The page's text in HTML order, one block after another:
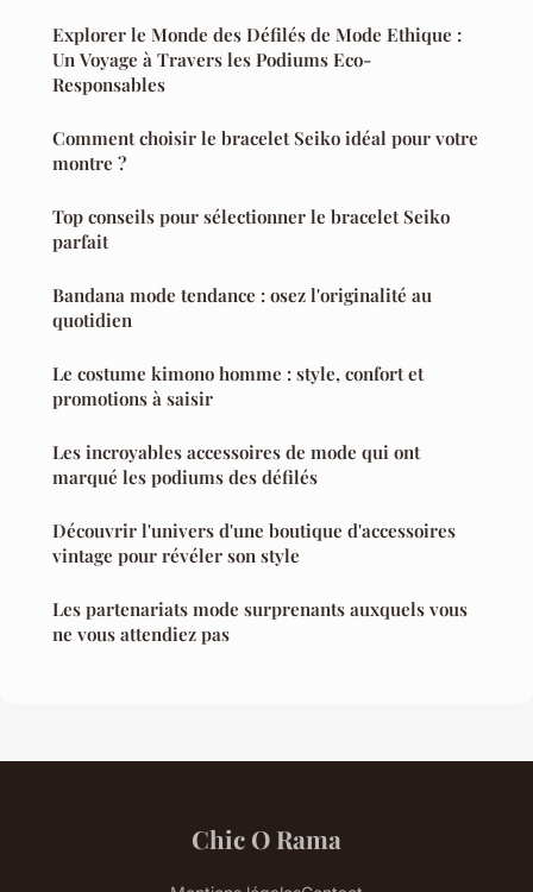
Explorer le Monde des Défilés de Mode Ethique :
Un Voyage à Travers les Podiums Eco-
Responsables
Comment choisir le bracelet Seiko idéal pour votre
montre ?
Top conseils pour sélectionner le bracelet Seiko
parfait
Bandana mode tendance : osez l'originalité au
quotidien
Le costume kimono homme : style, confort et
promotions à saisir
Les incroyables accessoires de mode qui ont
marqué les podiums des défilés
Découvrir l'univers d'une boutique d'accessoires
vintage pour révéler son style
Les partenariats mode surprenants auxquels vous
ne vous attendiez pas
Chic O Rama